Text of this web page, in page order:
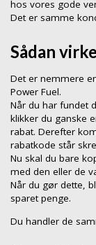
hos vores gode
Det er samme
Sådan
Det er nemmere
Power Fuel.
Når du har fundet
klikker du ganske
rabat. Derefter
rabatkode står
Nu skal du bare
med den eller de
Når du gør dette,
sparet penge.
Du handler de